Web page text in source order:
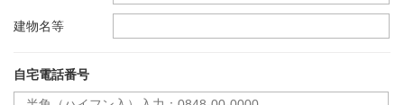
建物名等
自宅電話番号